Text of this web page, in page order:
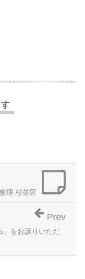
理 杉並区
」をお譲りいただ
Prev